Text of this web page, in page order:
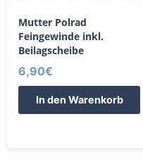
Mutter Polrad
Feingewinde inkl.
Beilagscheibe
6,90€
In den Warenkorb